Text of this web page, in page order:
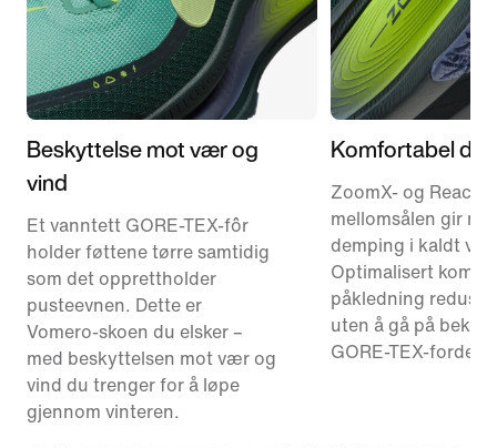
Beskyttelse mot vær og
vind
Et vanntett GORE-TEX-fôr
holder føttene tørre samtidig
som det opprettholder
pusteevnen. Dette er
Vomero-skoen du elsker –
med beskyttelsen mot vær og
vind du trenger for å løpe
gjennom vinteren.
Komfortabel
ZoomX- og ReactX-
mellomsålen gir
demping i kaldt
Optimalisert
påkledning
uten å gå på
GORE-TEX-